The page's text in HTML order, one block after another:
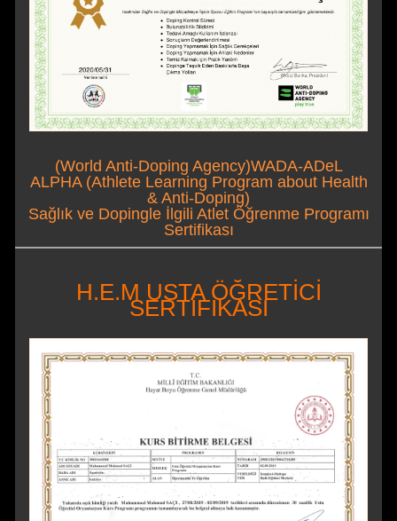
(World Anti-Doping Agency)WADA-ADeL
ALPHA (Athlete Learning Program about Health
& Anti-Doping)
Sağlık ve Dopingle İlgili Atlet Öğrenme Programı
Sertifikası
H.E.M USTA ÖĞRETİCİ
SERTİFİKASI